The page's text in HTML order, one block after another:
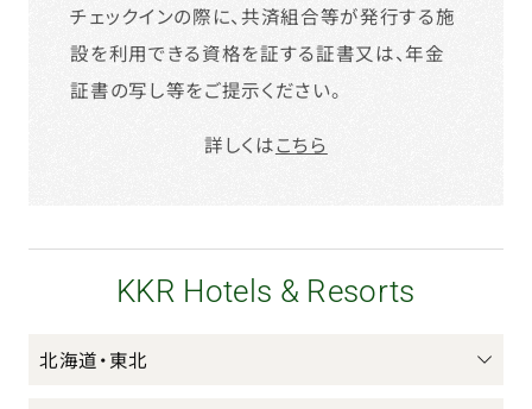
チェックインの際に、共済組合等が発行する施
設を利用できる資格を証する証書又は、年金
証書の写し等をご提示ください。
詳しくはこちら
KKR Hotels & Resorts
北海道・東北